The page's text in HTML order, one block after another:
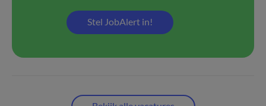
Stel JobAlert in!